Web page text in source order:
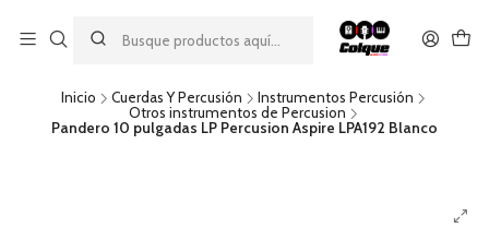
descuento por pago con transferencia bancaria
por una compra mínima de $49.990. Este descuento no es
acumulable a otras promociones ni aplicable a gastos de envío.
Inicio Cuerdas Y Percusión
Instrumentos Percusión
Otros instrumentos de Percusion
Pandero 10 pulgadas LP Percusion Aspire LPA192 Blanco